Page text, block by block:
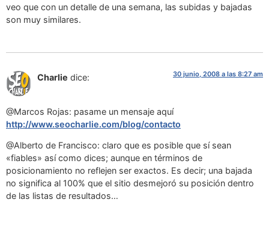
veo que con un detalle de una semana, las subidas y bajadas
son muy similares.
Charlie dice: 30 junio, 2008 a las 8:27 am
@Marcos Rojas: pasame un mensaje aquí
http://www.seocharlie.com/blog/contacto
@Alberto de Francisco: claro que es posible que sí sean
«fiables» así como dices; aunque en términos de
posicionamiento no reflejen ser exactos. Es decir; una bajada
no significa al 100% que el sitio desmejoró su posición dentro
de las listas de resultados…